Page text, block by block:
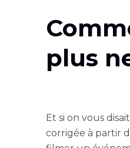
plus
Et si on vous
corrigée à partir